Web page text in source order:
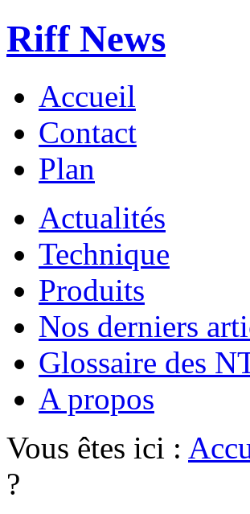
Riff News
Accueil
Contact
Plan
Actualités
Technique
Produits
Nos derniers
Glossaire des
A propos
Vous êtes ici :
?